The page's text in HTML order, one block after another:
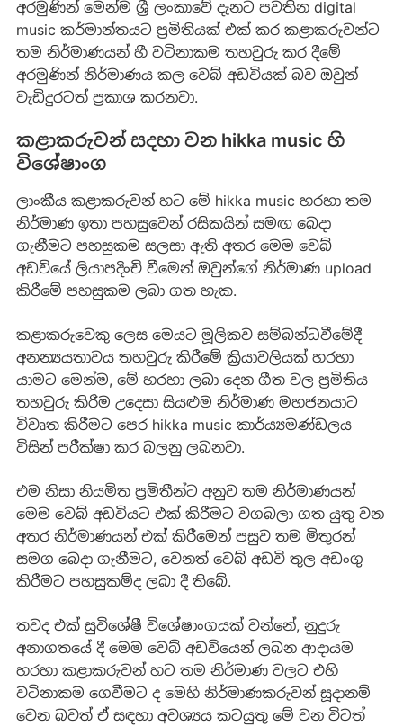
අරමුණින් මෙන්ම ශ්‍රී ලංකාවේ දැනට පවතින digital
music කර්මාන්තයට ප්‍රමිතියක් එක් කර කළාකරුවන්ට
තම නිර්මාණයන් හී වටිනාකම තහවුරු කර දීමේ
අරමුණින් නිර්මාණය කල වෙබ් අඩවියක් බව ඔවුන්
වැඩිදුරටත් ප්‍රකාශ කරනවා.
කළාකරුවන් සදහා වන hikka music හි
විශේෂාංග
ලාංකීය කළාකරුවන් හට මේ hikka music හරහා තම
නිර්මාණ ඉතා පහසුවෙන් රසිකයින් සමඟ බෙදා
ගැනීමට පහසුකම සලසා ඇති අතර මෙම වෙබ්
අඩවියේ ලියාපදිංචි වීමෙන් ඔවුන්ගේ නිර්මාණ upload
කිරීමේ පහසුකම ලබා ගත හැක.
කළාකරුවෙකු ලෙස මෙයට මූලිකව සම්බන්ධවීමේදී
අනන්‍යයතාවය තහවුරු කිරීමේ ක්‍රියාවලියක් හරහා
යාමට මෙන්ම, මේ හරහා ලබා දෙන ගීත වල ප්‍රමිතිය
තහවුරු කිරීම උදෙසා සියළුම නිර්මාණ මහජනයාට
විවෘත කිරීමට පෙර hikka music කාර්ය්‍යමණ්ඩලය
විසින් පරීක්ෂා කර බලනු ලබනවා.
එම නිසා නියමිත ප්‍රමිතීන්ට අනුව තම නිර්මාණයන්
මෙම වෙබ් අඩවියට එක් කිරීමට වගබලා ගත යුතු වන
අතර නිර්මාණයන් එක් කිරීමෙන් පසුව තම මිතුරන්
සමග බෙදා ගැනීමට, වෙනත් වෙබ් අඩවි තුල අඩංගු
කිරීමට පහසුකම්ද ලබා දී තිබේ.
තවද එක් සුවිශේෂී විශේෂාංගයක් වන්නේ, නුදුරු
අනාගතයේ දී මෙම වෙබ් අඩවියෙන් ලබන ආදායම
හරහා කළාකරුවන් හට තම නිර්මාණ වලට එහි
වටිනාකම ගෙවීමට ද මෙහි නිර්මාණකරුවන් සූදානම්
වෙන බවත් ඒ සඳහා අවශ්‍යය කටයුතු මේ වන විටත්